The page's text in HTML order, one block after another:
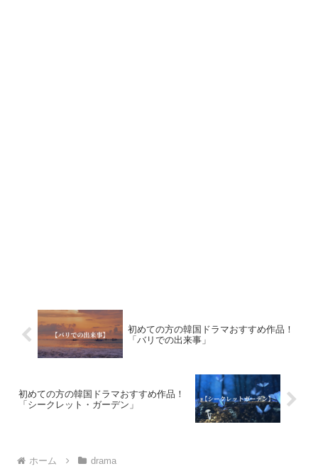
初めての方の韓国ドラマおすすめ作品！
「バリでの出来事」
初めての方の韓国ドラマおすすめ作品！
「シークレット・ガーデン」
ホーム drama